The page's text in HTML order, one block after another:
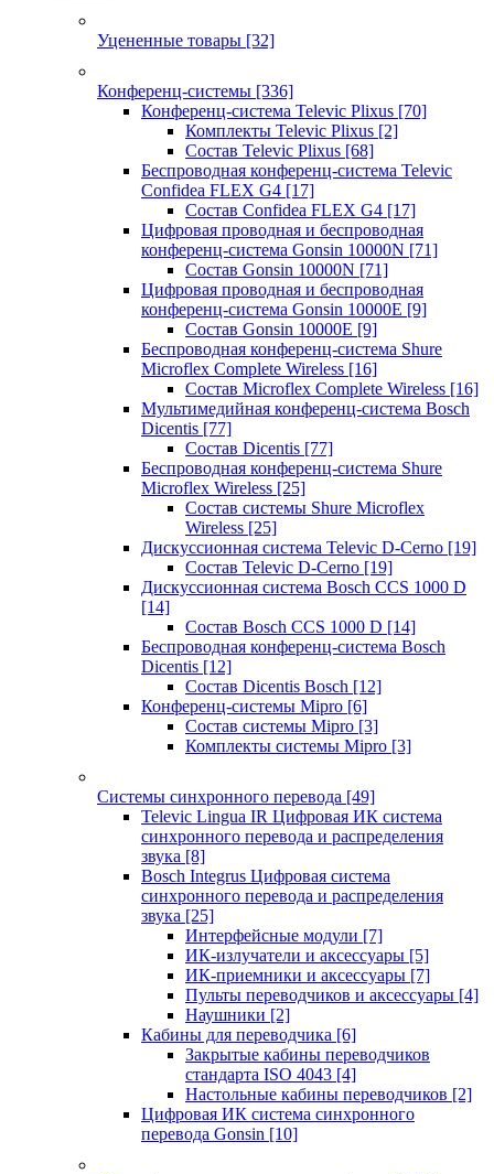
Уцененные товары [32]
Конференц-системы [336]
Конференц-система Televic Plixus [70]
Комплекты Televic Plixus [2]
Состав Televic Plixus [68]
Беспроводная конференц-система Televic
Confidea FLEX G4 [17]
Состав Confidea FLEX G4 [17]
Цифровая проводная и беспроводная
конференц-система Gonsin 10000N [71]
Состав Gonsin 10000N [71]
Цифровая проводная и беспроводная
конференц-система Gonsin 10000E [9]
Состав Gonsin 10000E [9]
Беспроводная конференц-система Shure
Microflex Complete Wireless [16]
Состав Microflex Complete Wireless [16]
Мультимедийная конференц-система Bosch
Dicentis [77]
Состав Dicentis [77]
Беспроводная конференц-система Shure
Microflex Wireless [25]
Состав системы Shure Microflex
Wireless [25]
Дискуссионная система Televic D-Cerno [19]
Состав Televic D-Cerno [19]
Дискуссионная система Bosch CCS 1000 D
[14]
Состав Bosch CCS 1000 D [14]
Беспроводная конференц-система Bosch
Dicentis [12]
Состав Dicentis Bosch [12]
Конференц-системы Mipro [6]
Состав системы Mipro [3]
Комплекты системы Mipro [3]
Системы синхронного перевода [49]
Televic Lingua IR Цифровая ИК система
синхронного перевода и распределения
звука [8]
Bosch Integrus Цифровая система
синхронного перевода и распределения
звука [25]
Интерфейсные модули [7]
ИК-излучатели и аксессуары [5]
ИК-приемники и аксессуары [7]
Пульты переводчиков и аксессуары [4]
Наушники [2]
Кабины для переводчика [6]
Закрытые кабины переводчиков
стандарта ISO 4043 [4]
Настольные кабины переводчиков [2]
Цифровая ИК система синхронного
перевода Gonsin [10]